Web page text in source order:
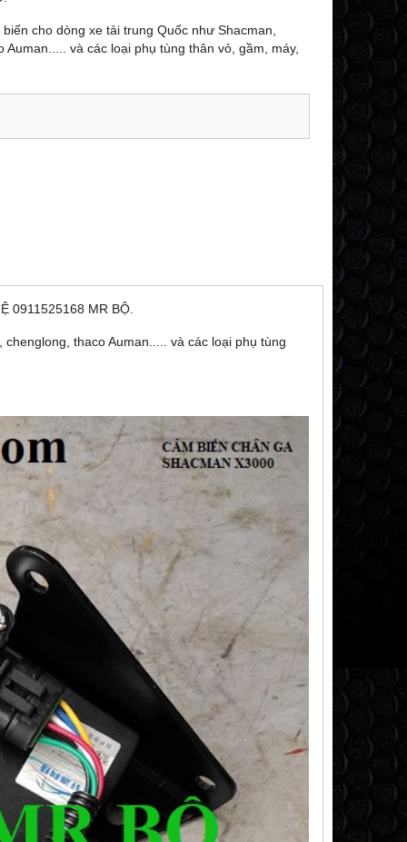
cho dòng xe tải trung Quốc như Shacman,
Auman..... và các loại phụ tùng thân vỏ, gầm, máy,
0911525168 MR BỘ.
thaco Auman..... và các loại phụ tùng